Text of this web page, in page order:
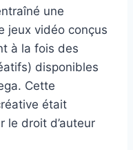
une
jeux vidéo conçus
à la fois des
disponibles
Cette
était
le droit d’auteur